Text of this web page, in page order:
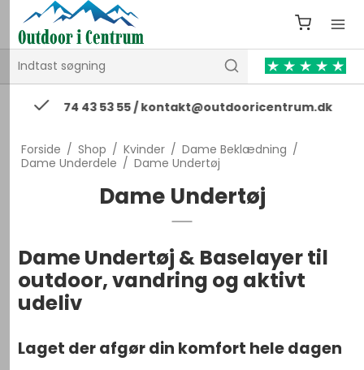
74 43 53 55 / kontakt@outdooricentrum.dk
Forside / Shop / Kvinder / Dame Beklædning /
Dame Underdele / Dame Undertøj
Dame Undertøj
Dame Undertøj & Baselayer til
outdoor, vandring og aktivt
udeliv
Laget der afgør din komfort hele dagen